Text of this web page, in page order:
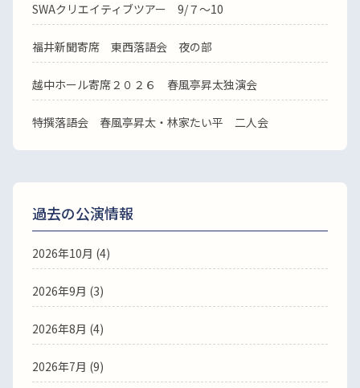
SWAクリエイティブツアー 9/７～10
福井新聞寄席 東西落語会 夜の部
越中ホール寄席２０２６ 春風亭昇太独演会
特撰落語会 春風亭昇太・林家たい平 二人会
過去の公演情報
2026年10月 (4)
2026年9月 (3)
2026年8月 (4)
2026年7月 (9)